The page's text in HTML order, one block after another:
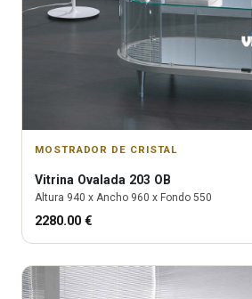
MOSTRADOR DE CRISTAL
Vitrina Ovalada 203 OB
Altura 940 x Ancho 960 x Fondo 550
2280.00 €